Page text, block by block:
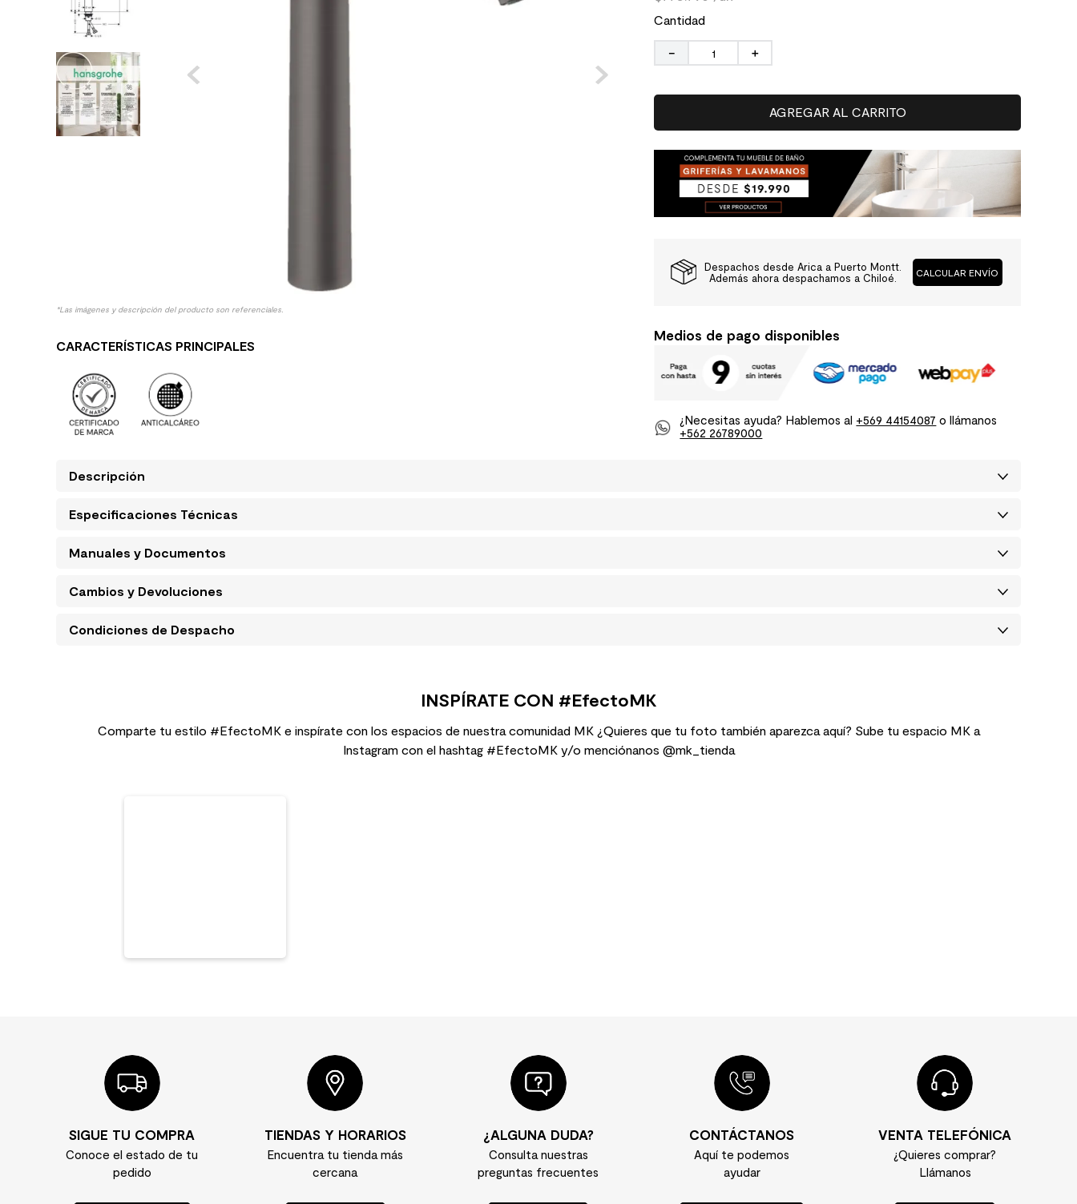
10.
*Las imágenes y descripción del producto son referenciales.
CARACTERÍSTICAS PRINCIPALES
Cantidad
＋
－
AGREGAR AL CARRITO
Despachos desde Arica a Puerto Montt.
Además ahora despachamos a Chiloé.
CALCULAR ENVÍO
Medios de pago disponibles
¿Necesitas ayuda? Hablemos al +569 44154087 o llámanos
+562 26789000
Descripción
Especificaciones Técnicas
Manuales y Documentos
Cambios y Devoluciones
Condiciones de Despacho
INSPÍRATE CON #EfectoMK
Comparte tu estilo #EfectoMK e inspírate con los espacios de nuestra comunidad MK ¿Quieres que tu foto también aparezca aquí? Sube tu espacio MK a
Instagram con el hashtag #EfectoMK y/o menciónanos @mk_tienda
SIGUE TU COMPRA
Conoce el estado de tu
pedido
TIENDAS Y HORARIOS
Encuentra tu tienda más
cercana
¿ALGUNA DUDA?
Consulta nuestras
preguntas frecuentes
CONTÁCTANOS
Aquí te podemos
ayudar
VENTA TELEFÓNICA
¿Quieres comprar?
Llámanos